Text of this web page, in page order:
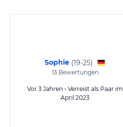
Sophie (19-25)
13Bewertungen
Vor 3 Jahren • Verreist als Paar im
April 2023